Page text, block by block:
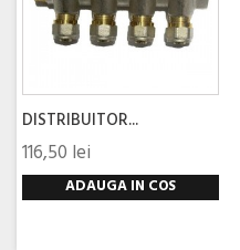
DISTRIBUITOR...
116,50 lei
ADAUGA IN COS